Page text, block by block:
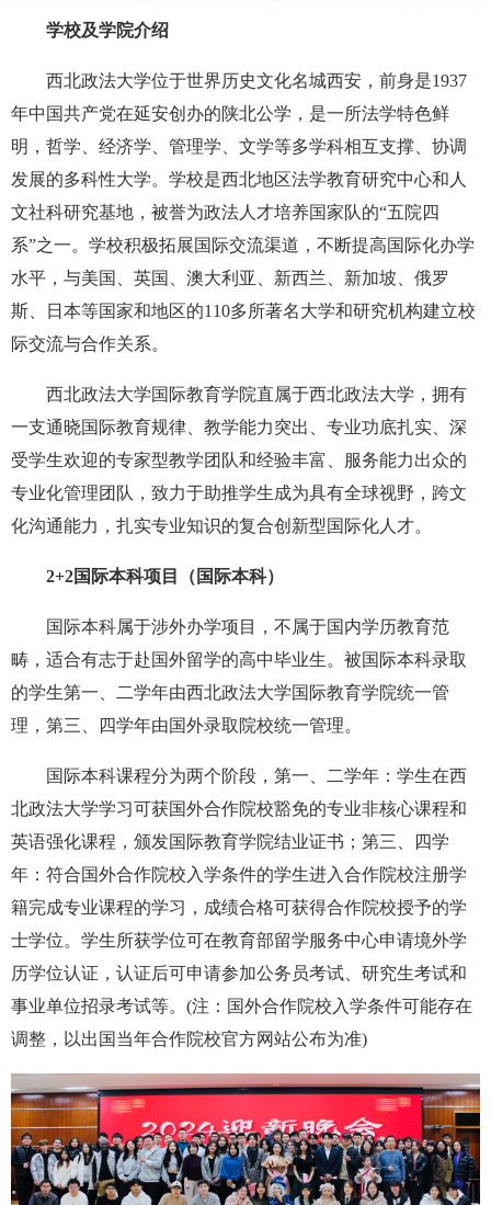
学校及学院介绍
西北政法大学位于世界历史文化名城西安，前身是1937
年中国共产党在延安创办的陕北公学，是一所法学特色鲜
明，哲学、经济学、管理学、文学等多学科相互支撑、协调
发展的多科性大学。学校是西北地区法学教育研究中心和人
文社科研究基地，被誉为政法人才培养国家队的“五院四
系”之一。学校积极拓展国际交流渠道，不断提高国际化办学
水平，与美国、英国、澳大利亚、新西兰、新加坡、俄罗
斯、日本等国家和地区的110多所著名大学和研究机构建立校
际交流与合作关系。
西北政法大学国际教育学院直属于西北政法大学，拥有
一支通晓国际教育规律、教学能力突出、专业功底扎实、深
受学生欢迎的专家型教学团队和经验丰富、服务能力出众的
专业化管理团队，致力于助推学生成为具有全球视野，跨文
化沟通能力，扎实专业知识的复合创新型国际化人才。
2+2国际本科项目（国际本科）
国际本科属于涉外办学项目，不属于国内学历教育范
畴，适合有志于赴国外留学的高中毕业生。被国际本科录取
的学生第一、二学年由西北政法大学国际教育学院统一管
理，第三、四学年由国外录取院校统一管理。
国际本科课程分为两个阶段，第一、二学年：学生在西
北政法大学学习可获国外合作院校豁免的专业非核心课程和
英语强化课程，颁发国际教育学院结业证书；第三、四学
年：符合国外合作院校入学条件的学生进入合作院校注册学
籍完成专业课程的学习，成绩合格可获得合作院校授予的学
士学位。学生所获学位可在教育部留学服务中心申请境外学
历学位认证，认证后可申请参加公务员考试、研究生考试和
事业单位招录考试等。(注：国外合作院校入学条件可能存在
调整，以出国当年合作院校官方网站公布为准)